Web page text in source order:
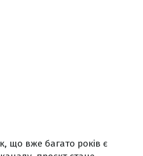
що вже багато років є